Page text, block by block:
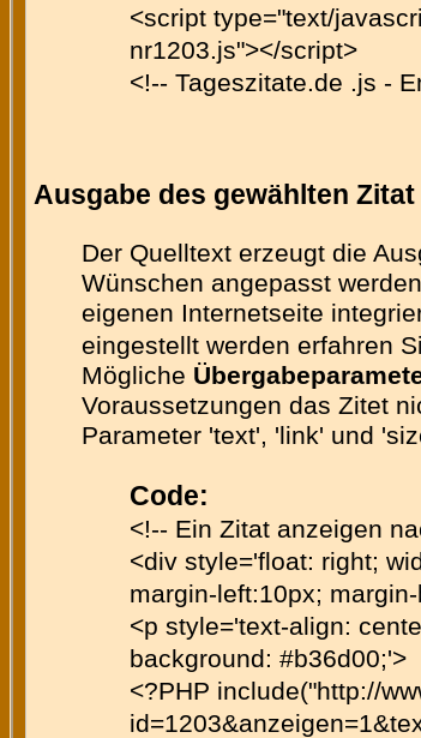
<script type="text/
nr1203.js"></script>
<!-- Tageszitate.de .js -
Ausgabe des gewählten
Der Quelltext erzeugt die
Wünschen angepasst
eigenen Internetseite
eingestellt werden erfahren
Mögliche
Voraussetzungen das Zitet
Parameter 'text', 'link' und
Code:
<!-- Ein Zitat anzeigen
<div style='float: right;
margin-left:10px;
<p style='text-align:
background: #b36d00;'>
<?PHP include("http://